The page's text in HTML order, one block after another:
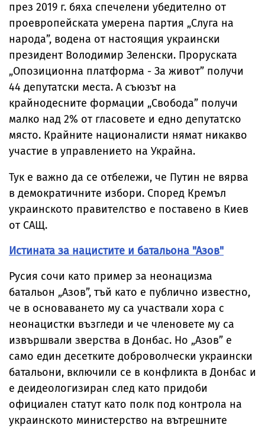
през 2019 г. бяха спечелени убедително от
проевропейската умерена партия „Слуга на
народа”, водена от настоящия украински
президент Володимир Зеленски. Проруската
„Опозиционна платформа - За живот” получи
44 депутатски места. А съюзът на
крайнодесните формации „Свобода” получи
малко над 2% от гласовете и едно депутатско
място. Крайните националисти нямат никакво
участие в управлението на Украйна.
Тук е важно да се отбележи, че Путин не вярва
в демократичните избори. Според Кремъл
украинското правителство е поставено в Киев
от САЩ.
Истината за нацистите и батальона "Азов"
Русия сочи като пример за неонацизма
батальон „Азов”, тъй като е публично известно,
че в основаването му са участвали хора с
неонацистки възгледи и че членовете му са
извършвали зверства в Донбас. Но „Азов” е
само един десетките доброволчески украински
батальони, включили се в конфликта в Донбас и
е деидеологизиран след като придоби
официален статут като полк под контрола на
украинското министерство на вътрешните